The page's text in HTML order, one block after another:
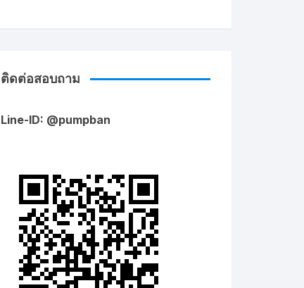
ติดต่อสอบถาม
Line-ID: @pumpban